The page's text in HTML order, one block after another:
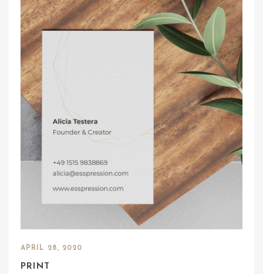
APRIL 28, 2020
PRINT